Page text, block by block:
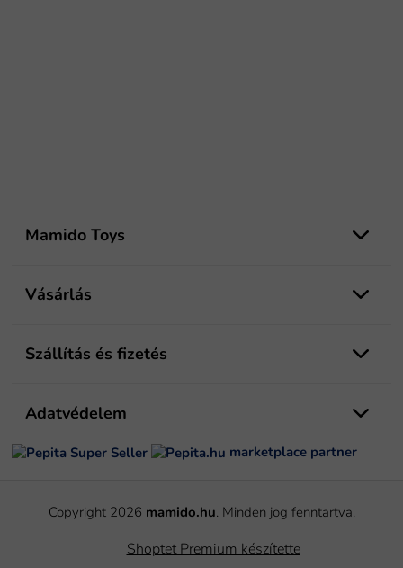
Mamido Toys
Vásárlás
Szállítás és fizetés
Adatvédelem
marketplace partner
Shoptet Premium készítette
Copyright 2026 mamido.hu. Minden jog fenntartva.